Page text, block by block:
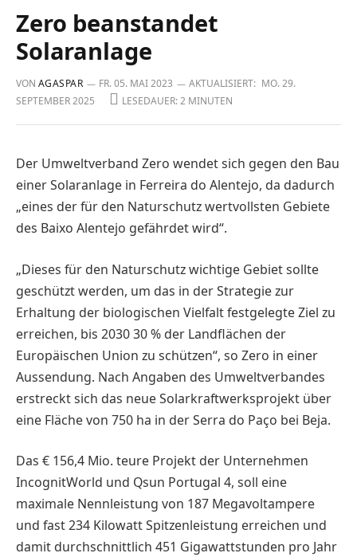
Zero beanstandet
Solaranlage
VON AGASPAR FR. 05. MAI 2023 AKTUALISIERT: MO. 29.
SEPTEMBER 2025
LESEDAUER: 2 MINUTEN
Der Umweltverband Zero wendet sich gegen den Bau
einer Solaranlage in ­Ferreira do Alentejo, da dadurch
„eines der für den Naturschutz wertvollsten Gebiete
des Baixo ­Alentejo gefährdet wird“.
„Dieses für den Naturschutz wichtige Gebiet sollte
geschützt werden, um das in der Strategie zur
Erhaltung der biologischen Vielfalt festgelegte Ziel zu
erreichen, bis 2030 30 % der Landflächen der
Europäischen Union zu schützen“, so Zero in einer
Aussendung. Nach Angaben des Umweltverbandes
erstreckt sich das neue Solarkraftwerksprojekt über
eine Fläche von 750 ha in der ­Serra do Paço bei Beja.
Das € 156,4 Mio. teure Projekt der Unternehmen
IncognitWorld und Qsun Portugal 4, soll eine
maximale Nennleistung von 187 Megavoltampere
und fast 234 Kilowatt Spitzenleistung erreichen und
damit durchschnittlich 451 Gigawattstunden pro Jahr